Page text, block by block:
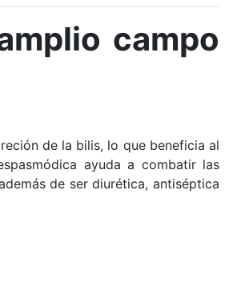
campo
de la bilis, lo que beneficia al
ayuda a combatir las
de serdiurética,antiséptica